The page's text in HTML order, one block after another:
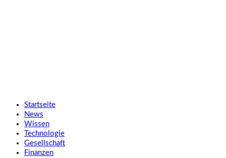
Startseite
News
Wissen
Technologie
Gesellschaft
Finanzen